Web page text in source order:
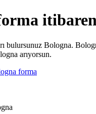
bulursunuz Bologna.
arıyorsun.
forma